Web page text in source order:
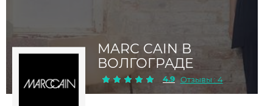
MARC CAIN В
ВОЛГОГРАДЕ
4.9 Отзывы : 4